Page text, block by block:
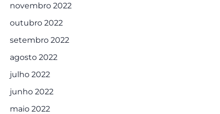
novembro 2022
outubro 2022
setembro 2022
agosto 2022
julho 2022
junho 2022
maio 2022